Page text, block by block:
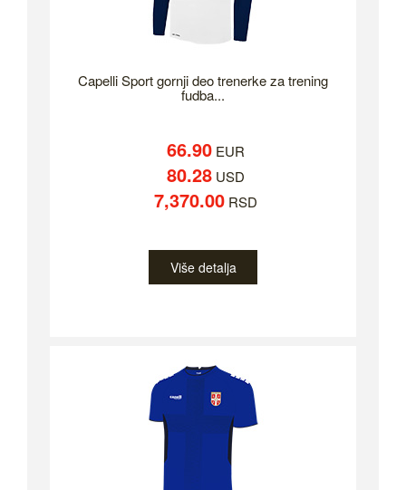
Capelli Sport gornji deo trenerke za trening
fudba...
66.90EUR
80.28USD
7,370.00RSD
Više detalja